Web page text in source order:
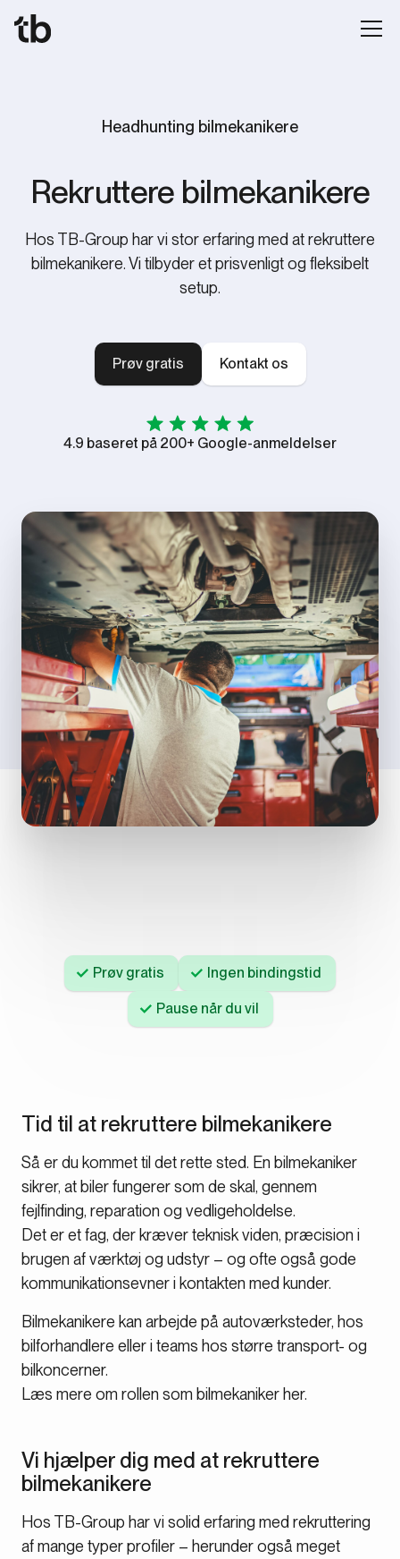
Headhunting bilmekanikere
Rekruttere bilmekanikere
Hos TB-Group har vi stor erfaring med at rekruttere
bilmekanikere. Vi tilbyder et prisvenligt og fleksibelt
setup.
Prøv gratis Kontakt os
4.9 baseret på 200+ Google-anmeldelser
Prøv gratis Ingen bindingstid
Pause når du vil
Tid til at rekruttere bilmekanikere
Så er du kommet til det rette sted. En bilmekaniker
sikrer, at biler fungerer som de skal, gennem
fejlfinding, reparation og vedligeholdelse.
Det er et fag, der kræver teknisk viden, præcision i
brugen af værktøj og udstyr – og ofte også gode
kommunikationsevner i kontakten med kunder.
Bilmekanikere kan arbejde på autoværksteder, hos
bilforhandlere eller i teams hos større transport- og
bilkoncerner.
Læs mere om rollen som bilmekaniker her.
Vi hjælper dig med at rekruttere
bilmekanikere
Hos TB-Group har vi solid erfaring med rekruttering
af mange typer profiler – herunder også meget